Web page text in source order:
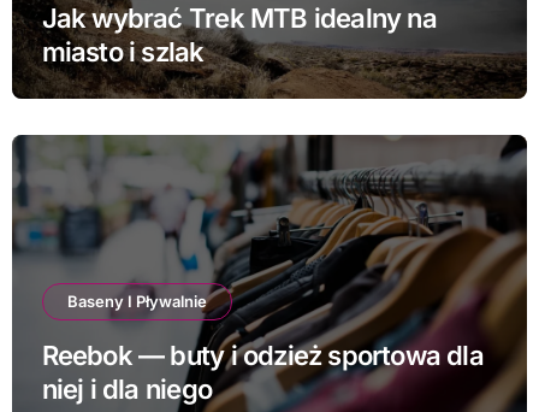
Jak wybrać Trek MTB idealny na
miasto i szlak
Baseny I Pływalnie
Reebok — buty i odzież sportowa dla
niej i dla niego